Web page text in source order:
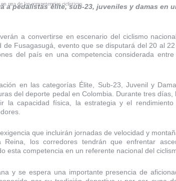
una de las competencias ciclísticas.
a pedalistas élite, sub-23, juveniles y damas en
a convertirse en escenario del ciclismo
de Fusagasugá, evento que se disputará del 20 al
del país en una competencia considerada
en las categorías Élite, Sub-23, Juvenil y
del deporte pedal en Colombia. Durante tres días,
la capacidad física, la estrategia y el
que incluirán jornadas de velocidad y
los corredores tendrán que enfrentar
esta competencia en un referente nacional del
y se espera una importante presencia de